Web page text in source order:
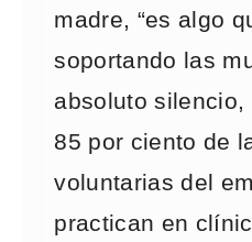
madre, “es algo
soportando las
absoluto silencio,
85 por ciento de
voluntarias del
practican en